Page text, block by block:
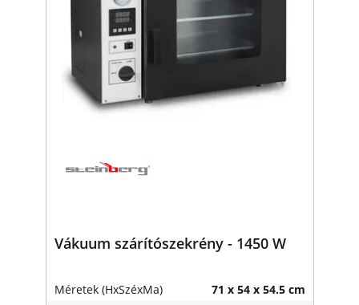
Vákuum szárítószekrény - 1450 W
Méretek (HxSzéxMa) 71 x 54 x 54.5 cm